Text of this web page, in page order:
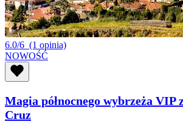
6.0/6 (1 opinia)
NOWOŚĆ
Magia północnego wybrzeża VIP
Cruz